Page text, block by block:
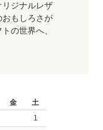
ジナルレザ
もしろさが
の世界へ、
金
土
1